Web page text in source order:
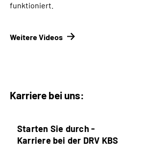
funktioniert.
Weitere Videos
Karriere bei uns:
Starten Sie durch -
Karriere bei der DRV KBS